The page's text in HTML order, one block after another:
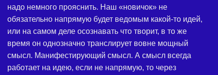
надо немного прояснить. Наш «новичок» не
обязательно напрямую будет ведомым какой-то идей,
или на самом деле осознавать что творит, в то же
время он однозначно транслирует вовне мощный
смысл. Манифестирующий смысл. А смысл всегда
работает на идею, если не напрямую, то через